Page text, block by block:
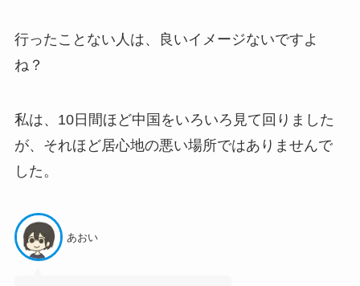
行ったことない人は、良いイメージないですよ
ね？
私は、10日間ほど中国をいろいろ見て回りました
が、それほど居心地の悪い場所ではありませんで
した。
あおい